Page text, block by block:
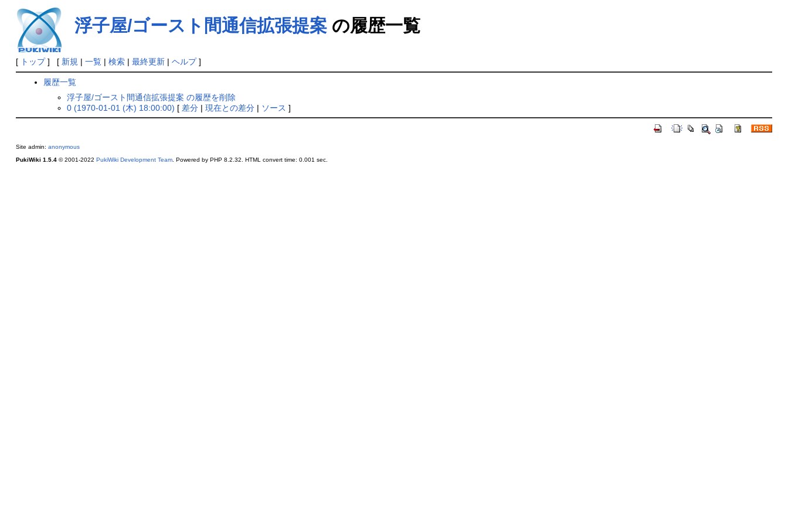
浮子屋/ゴースト間通信拡張提案の履歴一覧
[ トップ] [ 新規 | 一覧| 検索| 最終更新| ヘルプ]
履歴一覧
浮子屋/ゴースト間通信拡張提案 の履歴を削除
0 (1970-01-01 (木) 18:00:00) [ 差分 |現在との差分 | ソース ]
Site admin: anonymous
PukiWiki 1.5.4© 2001-2022 PukiWiki Development Team. Powered by PHP 8.2.32. HTML convert time: 0.001 sec.